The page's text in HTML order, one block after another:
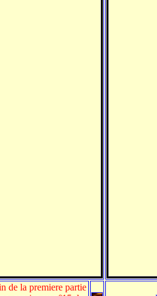
de la premiere partie